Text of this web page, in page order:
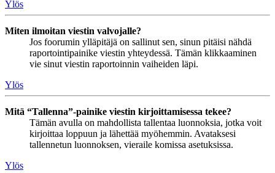
Ylös
Miten ilmoitan viestin valvojalle?
Jos foorumin ylläpitäjä on sallinut sen, sinun pitäisi nähdä
raportointipainike viestin yhteydessä. Tämän klikkaaminen
vie sinut viestin raportoinnin vaiheiden läpi.
Ylös
Mitä “Tallenna”-painike viestin kirjoittamisessa tekee?
Tämän avulla on mahdollista tallentaa luonnoksia, jotka voit
kirjoittaa loppuun ja lähettää myöhemmin. Avataksesi
tallennetun luonnoksen, vieraile komissa asetuksissa.
Ylös